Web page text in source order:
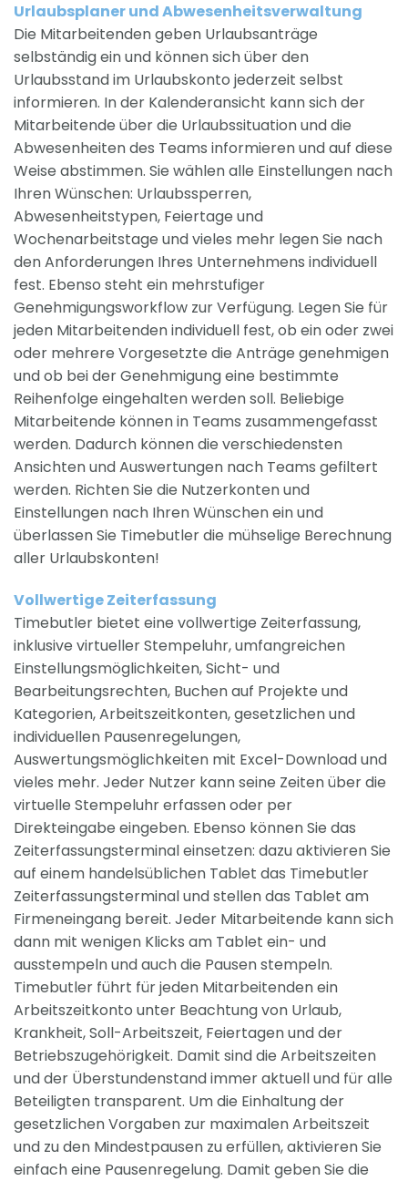
Urlaubsplaner und Abwesenheitsverwaltung
Die Mitarbeitenden geben Urlaubsanträge
selbständig ein und können sich über den
Urlaubsstand im Urlaubskonto jederzeit selbst
informieren. In der Kalenderansicht kann sich der
Mitarbeitende über die Urlaubssituation und die
Abwesenheiten des Teams informieren und auf diese
Weise abstimmen. Sie wählen alle Einstellungen nach
Ihren Wünschen: Urlaubssperren,
Abwesenheitstypen, Feiertage und
Wochenarbeitstage und vieles mehr legen Sie nach
den Anforderungen Ihres Unternehmens individuell
fest. Ebenso steht ein mehrstufiger
Genehmigungsworkflow zur Verfügung. Legen Sie für
jeden Mitarbeitenden individuell fest, ob ein oder zwei
oder mehrere Vorgesetzte die Anträge genehmigen
und ob bei der Genehmigung eine bestimmte
Reihenfolge eingehalten werden soll. Beliebige
Mitarbeitende können in Teams zusammengefasst
werden. Dadurch können die verschiedensten
Ansichten und Auswertungen nach Teams gefiltert
werden. Richten Sie die Nutzerkonten und
Einstellungen nach Ihren Wünschen ein und
überlassen Sie Timebutler die mühselige Berechnung
aller Urlaubskonten!
Vollwertige Zeiterfassung
Timebutler bietet eine vollwertige Zeiterfassung,
inklusive virtueller Stempeluhr, umfangreichen
Einstellungsmöglichkeiten, Sicht- und
Bearbeitungsrechten, Buchen auf Projekte und
Kategorien, Arbeitszeitkonten, gesetzlichen und
individuellen Pausenregelungen,
Auswertungsmöglichkeiten mit Excel-Download und
vieles mehr. Jeder Nutzer kann seine Zeiten über die
virtuelle Stempeluhr erfassen oder per
Direkteingabe eingeben. Ebenso können Sie das
Zeiterfassungsterminal einsetzen: dazu aktivieren Sie
auf einem handelsüblichen Tablet das Timebutler
Zeiterfassungsterminal und stellen das Tablet am
Firmeneingang bereit. Jeder Mitarbeitende kann sich
dann mit wenigen Klicks am Tablet ein- und
ausstempeln und auch die Pausen stempeln.
Timebutler führt für jeden Mitarbeitenden ein
Arbeitszeitkonto unter Beachtung von Urlaub,
Krankheit, Soll-Arbeitszeit, Feiertagen und der
Betriebszugehörigkeit. Damit sind die Arbeitszeiten
und der Überstundenstand immer aktuell und für alle
Beteiligten transparent. Um die Einhaltung der
gesetzlichen Vorgaben zur maximalen Arbeitszeit
und zu den Mindestpausen zu erfüllen, aktivieren Sie
einfach eine Pausenregelung. Damit geben Sie die